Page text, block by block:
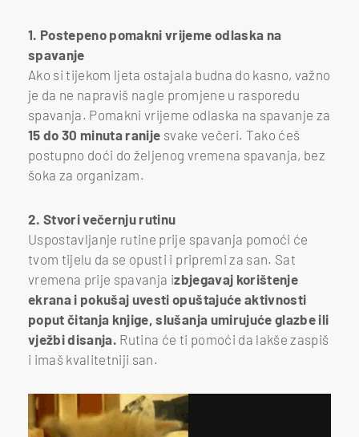
1. Postepeno pomakni vrijeme odlaska na
spavanje
Ako si tijekom ljeta ostajala budna do kasno, važno
je da ne napraviš nagle promjene u rasporedu
spavanja. Pomakni vrijeme odlaska na spavanje za
15 do 30 minuta ranije svake večeri. Tako ćeš
postupno doći do željenog vremena spavanja, bez
šoka za organizam.
2. Stvori večernju rutinu
Uspostavljanje rutine prije spavanja pomoći će
tvom tijelu da se opusti i pripremi za san. Sat
vremena prije spavanja izbjegavaj korištenje
ekrana i pokušaj uvesti opuštajuće aktivnosti
poput čitanja knjige, slušanja umirujuće glazbe ili
vježbi disanja. Rutina će ti pomoći da lakše zaspiš
i imaš kvalitetniji san.